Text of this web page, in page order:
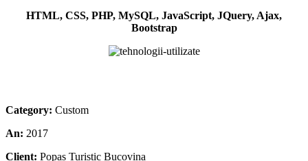
HTML, CSS, PHP, MySQL, JavaScript, JQuery, Ajax,
Bootstrap
Category: Custom
An: 2017
Client: Popas Turistic Bucovina